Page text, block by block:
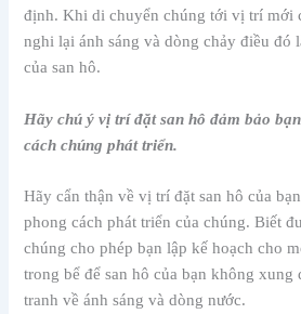
định. Khi di chuyển chúng tới vị trí mới
nghi lại ánh sáng và dòng chảy điều đó
của san hô.
Hãy chú ý vị trí đặt san hô đảm bảo
cách chúng phát triển.
Hãy cẩn thận về vị trí đặt san hô của
phong cách phát triển của chúng. Biết
chúng cho phép bạn lập kế hoạch cho
trong bể để san hô của bạn không xung
tranh về ánh sáng và dòng nước.